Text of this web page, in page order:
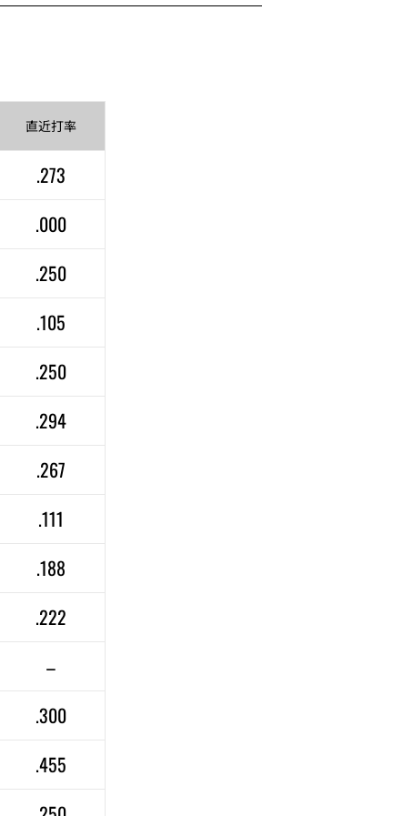
直近打率
.273
.000
.250
.105
.250
.294
.267
.111
.188
.222
–
.300
.455